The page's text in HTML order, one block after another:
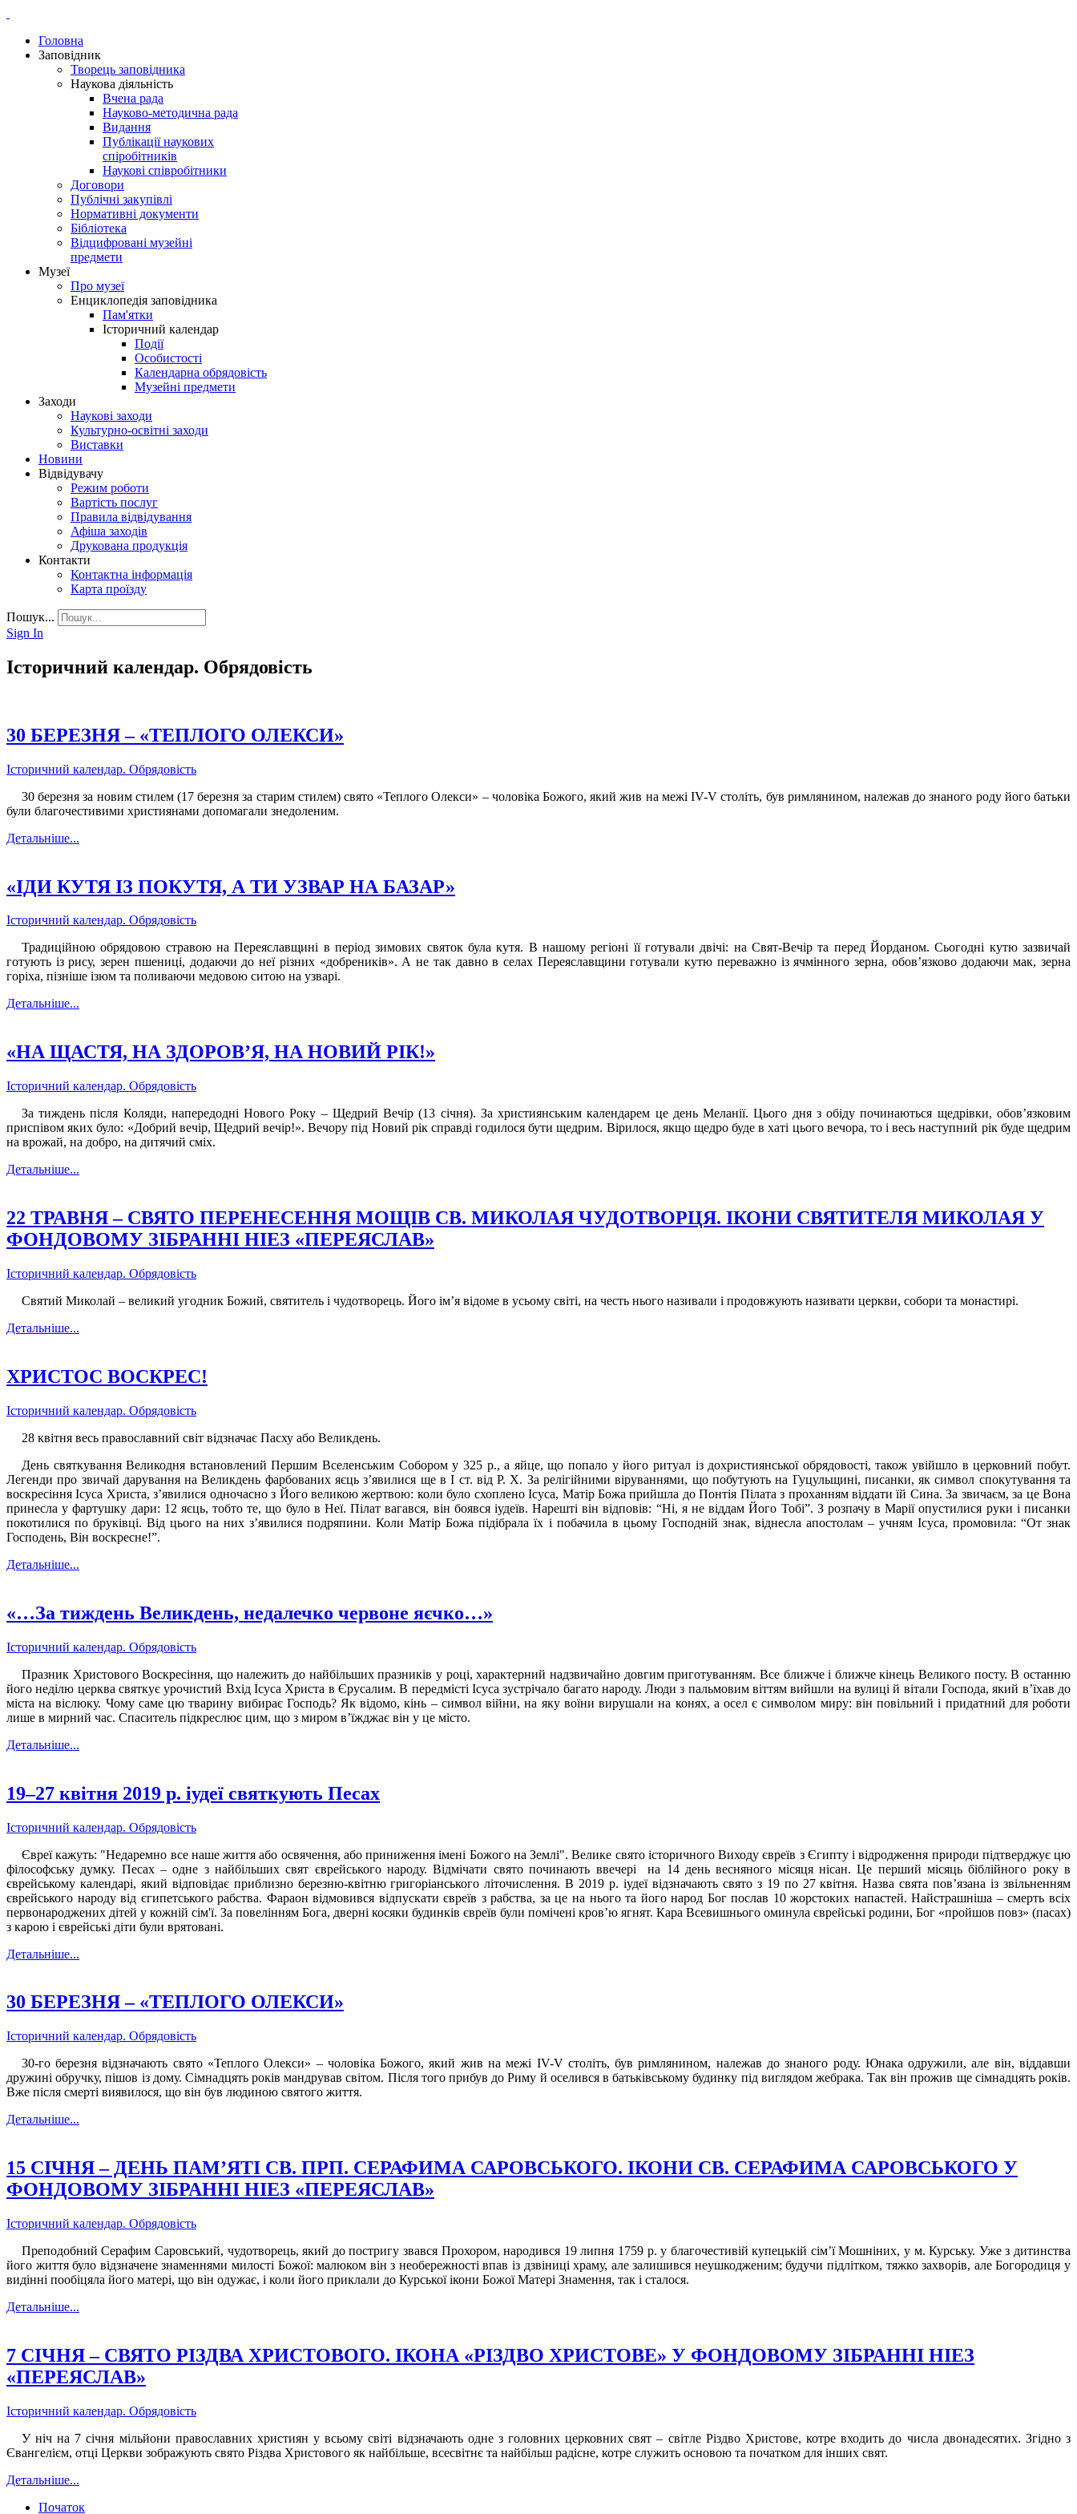
Головна
Заповідник
Творець заповідника
Наукова діяльність
Вчена рада
Науково-методична рада
Видання
Публікації наукових
спіробітників
Наукові співробітники
Договори
Публічні закупівлі
Нормативні документи
Бібліотека
Відцифровані музейні
предмети
Музеї
Про музеї
Енциклопедія заповідника
Пам'ятки
Історичний календар
Події
Особистості
Календарна обрядовість
Музейні предмети
Заходи
Наукові заходи
Культурно-освітні заходи
Виставки
Новини
Відвідувачу
Режим роботи
Вартість послуг
Правила відвідування
Афіша заходів
Друкована продукція
Контакти
Контактна інформація
Карта проїзду
Пошук...
Sign In
Історичний календар. Обрядовість
30 БЕРЕЗНЯ – «ТЕПЛОГО ОЛЕКСИ»
Історичний календар. Обрядовість
30 березня за новим стилем (17 березня за старим стилем) свято «Теплого Олекси» – чоловіка Божого, який жив на межі ІV-V століть, був римлянином, належав до знаного роду його батьки
були благочестивими християнами допомагали знедоленим.
Детальніше...
«ІДИ КУТЯ ІЗ ПОКУТЯ, А ТИ УЗВАР НА БАЗАР»
Історичний календар. Обрядовість
Традиційною обрядовою стравою на Переяславщині в період зимових святок була кутя. В нашому регіоні її готували двічі: на Свят-Вечір та перед Йорданом. Сьогодні кутю зазвичай
готують із рису, зерен пшениці, додаючи до неї різних «добреників». А не так давно в селах Переяславщини готували кутю переважно із ячмінного зерна, обов’язково додаючи мак, зерна
горіха, пізніше ізюм та поливаючи медовою ситою на узварі.
Детальніше...
«НА ЩАСТЯ, НА ЗДОРОВ’Я, НА НОВИЙ РІК!»
Історичний календар. Обрядовість
За тиждень після Коляди, напередодні Нового Року – Щедрий Вечір (13 січня). За християнським календарем це день Меланії. Цього дня з обіду починаються щедрівки, обов’язковим
приспівом яких було: «Добрий вечір, Щедрий вечір!». Вечору під Новий рік справді годилося бути щедрим. Вірилося, якщо щедро буде в хаті цього вечора, то і весь наступний рік буде щедрим
на врожай, на добро, на дитячий сміх.
Детальніше...
22 ТРАВНЯ – СВЯТО ПЕРЕНЕСЕННЯ МОЩІВ СВ. МИКОЛАЯ ЧУДОТВОРЦЯ. ІКОНИ СВЯТИТЕЛЯ МИКОЛАЯ У
ФОНДОВОМУ ЗІБРАННІ НІЕЗ «ПЕРЕЯСЛАВ»
Історичний календар. Обрядовість
Святий Миколай – великий угодник Божий, святитель і чудотворець. Його ім’я відоме в усьому світі, на честь нього називали і продовжують називати церкви, собори та монастирі.
Детальніше...
ХРИСТОС ВОСКРЕС!
Історичний календар. Обрядовість
28 квітня весь православний світ відзначає Пасху або Великдень.
День святкування Великодня встановлений Першим Вселенським Собором у 325 р., а яйце, що попало у його ритуал із дохристиянської обрядовості, також увійшло в церковний побут.
Легенди про звичай дарування на Великдень фарбованих яєць з’явилися ще в І ст. від Р. Х. За релігійними віруваннями, що побутують на Гуцульщині, писанки, як символ спокутування та
воскресіння Ісуса Христа, з’явилися одночасно з Його великою жертвою: коли було схоплено Ісуса, Матір Божа прийшла до Понтія Пілата з проханням віддати їй Сина. За звичаєм, за це Вона
принесла у фартушку дари: 12 яєць, тобто те, що було в Неї. Пілат вагався, він боявся іудеїв. Нарешті він відповів: “Ні, я не віддам Його Тобі”. З розпачу в Марії опустилися руки і писанки
покотилися по бруківці. Від цього на них з’явилися подряпини. Коли Матір Божа підібрала їх і побачила в цьому Господній знак, віднесла апостолам – учням Ісуса, промовила: “От знак
Господень, Він воскресне!”.
Детальніше...
«…За тиждень Великдень, недалечко червоне яєчко…»
Історичний календар. Обрядовість
Празник Христового Воскресіння, що належить до найбільших празників у році, характерний надзвичайно довгим приготуванням. Все ближче і ближче кінець Великого посту. В останню
його неділю церква святкує урочистий Вхід Ісуса Христа в Єрусалим. В передмісті Ісуса зустрічало багато народу. Люди з пальмовим віттям вийшли на вулиці й вітали Господа, який в’їхав до
міста на віслюку. Чому саме цю тварину вибирає Господь? Як відомо, кінь – символ війни, на яку воїни вирушали на конях, а осел є символом миру: він повільний і придатний для роботи
лише в мирний час. Спаситель підкреслює цим, що з миром в’їжджає він у це місто.
Детальніше...
19–27 квітня 2019 р. іудеї святкують Песах
Історичний календар. Обрядовість
Євреї кажуть: "Недаремно все наше життя або освячення, або приниження імені Божого на Землі". Велике свято історичного Виходу євреїв з Єгипту і відродження природи підтверджує цю
філософську думку. Песах – одне з найбільших свят єврейського народу. Відмічати свято починають ввечері на 14 день весняного місяця нісан. Це перший місяць біблійного року в
єврейському календарі, який відповідає приблизно березню-квітню григоріанського літочислення. В 2019 р. іудеї відзначають свято з 19 по 27 квітня. Назва свята пов’язана із звільненням
єврейського народу від єгипетського рабства. Фараон відмовився відпускати євреїв з рабства, за це на нього та його народ Бог послав 10 жорстоких напастей. Найстрашніша – смерть всіх
первонароджених дітей у кожній сім'ї. За повелінням Бога, дверні косяки будинків євреїв були помічені кров’ю ягнят. Кара Всевишнього оминула єврейські родини, Бог «пройшов повз» (пасах)
з карою і єврейські діти були врятовані.
Детальніше...
30 БЕРЕЗНЯ – «ТЕПЛОГО ОЛЕКСИ»
Історичний календар. Обрядовість
30-го березня відзначають свято «Теплого Олекси» – чоловіка Божого, який жив на межі ІV-V століть, був римлянином, належав до знаного роду. Юнака одружили, але він, віддавши
дружині обручку, пішов із дому. Сімнадцять років мандрував світом. Після того прибув до Риму й оселився в батьківському будинку під виглядом жебрака. Так він прожив ще сімнадцять років.
Вже після смерті виявилося, що він був людиною святого життя.
Детальніше...
15 СІЧНЯ – ДЕНЬ ПАМ’ЯТІ СВ. ПРП. СЕРАФИМА САРОВСЬКОГО. ІКОНИ СВ. СЕРАФИМА САРОВСЬКОГО У
ФОНДОВОМУ ЗІБРАННІ НІЕЗ «ПЕРЕЯСЛАВ»
Історичний календар. Обрядовість
Преподобний Серафим Саровський, чудотворець, який до постригу звався Прохором, народився 19 липня 1759 р. у благочестивій купецькій сім’ї Мошніних, у м. Курську. Уже з дитинства
його життя було відзначене знаменнями милості Божої: малюком він з необережності впав із дзвіниці храму, але залишився неушкодженим; будучи підлітком, тяжко захворів, але Богородиця у
видінні пообіцяла його матері, що він одужає, і коли його приклали до Курської ікони Божої Матері Знамення, так і сталося.
Детальніше...
7 СІЧНЯ – СВЯТО РІЗДВА ХРИСТОВОГО. ІКОНА «РІЗДВО ХРИСТОВЕ» У ФОНДОВОМУ ЗІБРАННІ НІЕЗ
«ПЕРЕЯСЛАВ»
Історичний календар. Обрядовість
У ніч на 7 січня мільйони православних християн у всьому світі відзначають одне з головних церковних свят – світле Різдво Христове, котре входить до числа двонадесятих. Згідно з
Євангелієм, отці Церкви зображують свято Різдва Христового як найбільше, всесвітнє та найбільш радісне, котре служить основою та початком для інших свят.
Детальніше...
Початок